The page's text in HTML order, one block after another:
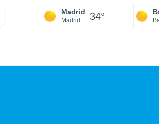
Madrid
Madrid 34°